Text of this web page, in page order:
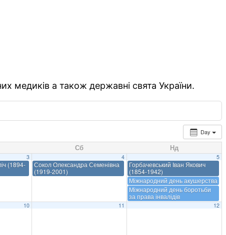
медиків а також державні свята України.
Day
Сб Нд
3
(1894-
4
Сокол Олександра Семенівна
(1919-2001)
5
Горбачевський Іван Якович
(1854-1942)
Міжнародний день акушерства
Міжнародний день боротьби
за права інвалідів
10 11 12